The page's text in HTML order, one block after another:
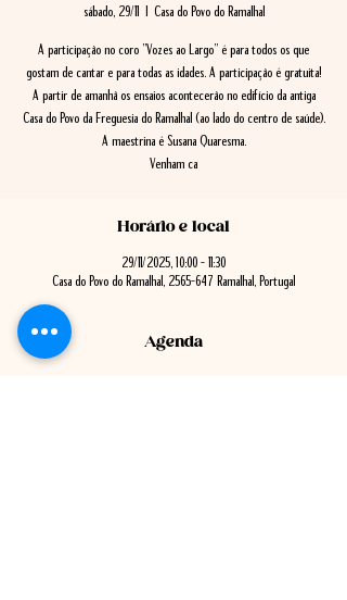
sábado, 29/11 Casa do Povo do Ramalhal
A participação no coro "Vozes ao Largo" é para todos os que
gostam de cantar e para todas as idades. A participação é gratuita!
A partir de amanhã os ensaios acontecerão no edifício da antiga
Casa do Povo da Freguesia do Ramalhal (ao lado do centro de saúde).
A maestrina é Susana Quaresma.
Venham ca
Horário e local
29/11/2025, 10:00 – 11:30
Casa do Povo do Ramalhal, 2565-647 Ramalhal, Portugal
Agenda